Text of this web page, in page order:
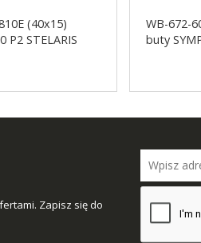
(40x15)
P2 STELARIS
WB-672-
buty
Zapisz się do